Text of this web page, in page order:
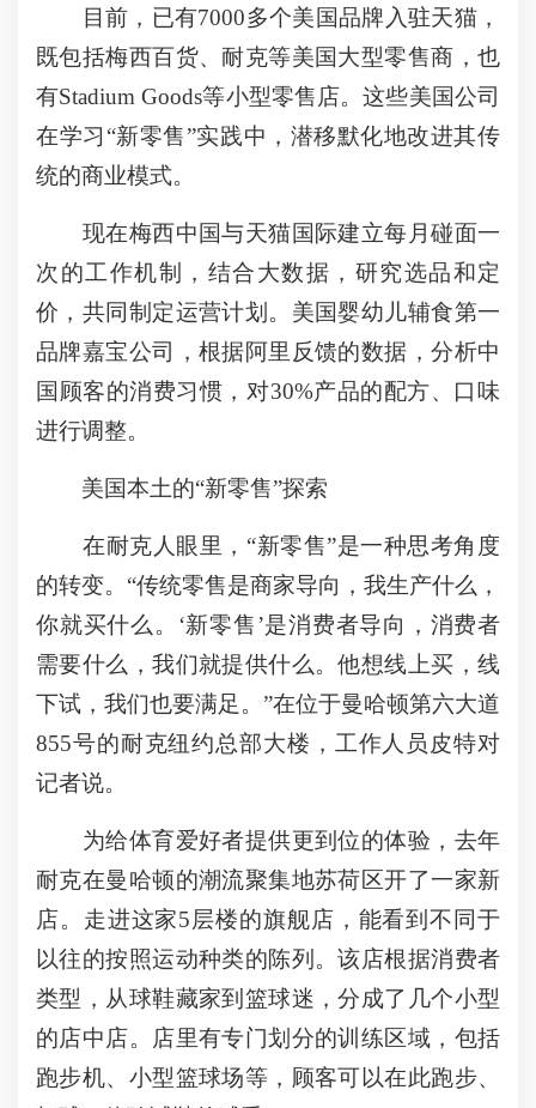
目前，已有7000多个美国品牌入驻天猫，
既包括梅西百货、耐克等美国大型零售商，也
有Stadium Goods等小型零售店。这些美国公司
在学习“新零售”实践中，潜移默化地改进其传
统的商业模式。
现在梅西中国与天猫国际建立每月碰面一
次的工作机制，结合大数据，研究选品和定
价，共同制定运营计划。美国婴幼儿辅食第一
品牌嘉宝公司，根据阿里反馈的数据，分析中
国顾客的消费习惯，对30%产品的配方、口味
进行调整。
美国本土的“新零售”探索
在耐克人眼里，“新零售”是一种思考角度
的转变。“传统零售是商家导向，我生产什么，
你就买什么。‘新零售’是消费者导向，消费者
需要什么，我们就提供什么。他想线上买，线
下试，我们也要满足。”在位于曼哈顿第六大道
855号的耐克纽约总部大楼，工作人员皮特对
记者说。
为给体育爱好者提供更到位的体验，去年
耐克在曼哈顿的潮流聚集地苏荷区开了一家新
店。走进这家5层楼的旗舰店，能看到不同于
以往的按照运动种类的陈列。该店根据消费者
类型，从球鞋藏家到篮球迷，分成了几个小型
的店中店。店里有专门划分的训练区域，包括
跑步机、小型篮球场等，顾客可以在此跑步、